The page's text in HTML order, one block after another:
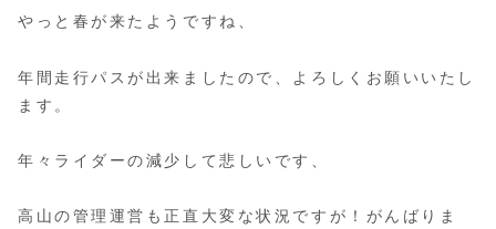
やっと春が来たようですね、
年間走行パスが出来ましたので、よろしくお願いいたし
ます。
年々ライダーの減少して悲しいです、
高山の管理運営も正直大変な状況ですが！がんばりま